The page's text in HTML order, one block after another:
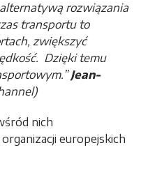
rozwiązania
transportu to
zwiększyć
Dzięki temu
Jean-
nich
europejskich